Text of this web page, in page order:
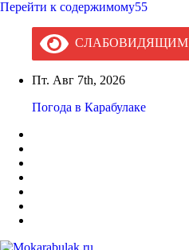
Перейти к содержимому55
СЛАБОВИДЯЩИМ
Пт. Авг 7th, 2026
Погода в Карабулаке